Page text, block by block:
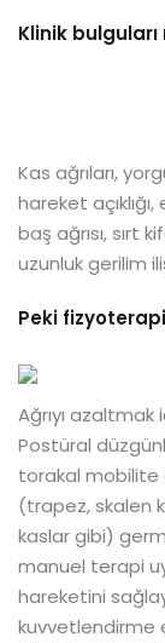
Klinik
Kas ağrıları,
hareket
baş ağrısı, sırt
uzunluk gerilim
Peki
Ağrıyı
Postüral
torakal mobilite
(trapez, skalen
kaslar gibi)
manuel terapi
hareketini
kuvvetlendirme